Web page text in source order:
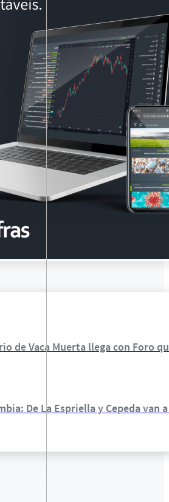
de Vaca Muerta llega con Foro
De La Espriella y Cepeda van